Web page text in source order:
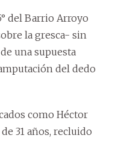
del Barrio Arroyo
la gresca- sin
una supuesta
del dedo
como Héctor
31 años, recluido